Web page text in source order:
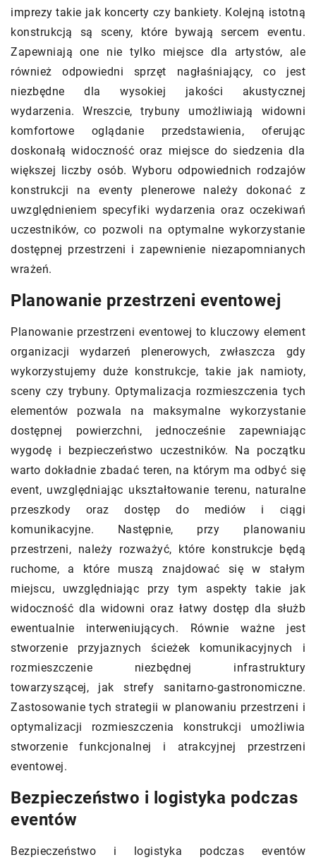
imprezy takie jak koncerty czy bankiety. Kolejną istotną
konstrukcją są sceny, które bywają sercem eventu.
Zapewniają one nie tylko miejsce dla artystów, ale
również odpowiedni sprzęt nagłaśniający, co jest
niezbędne dla wysokiej jakości akustycznej
wydarzenia. Wreszcie, trybuny umożliwiają widowni
komfortowe oglądanie przedstawienia, oferując
doskonałą widoczność oraz miejsce do siedzenia dla
większej liczby osób. Wyboru odpowiednich rodzajów
konstrukcji na eventy plenerowe należy dokonać z
uwzględnieniem specyfiki wydarzenia oraz oczekiwań
uczestników, co pozwoli na optymalne wykorzystanie
dostępnej przestrzeni i zapewnienie niezapomnianych
wrażeń.
Planowanie przestrzeni eventowej
Planowanie przestrzeni eventowej to kluczowy element
organizacji wydarzeń plenerowych, zwłaszcza gdy
wykorzystujemy duże konstrukcje, takie jak namioty,
sceny czy trybuny. Optymalizacja rozmieszczenia tych
elementów pozwala na maksymalne wykorzystanie
dostępnej powierzchni, jednocześnie zapewniając
wygodę i bezpieczeństwo uczestników. Na początku
warto dokładnie zbadać teren, na którym ma odbyć się
event, uwzględniając ukształtowanie terenu, naturalne
przeszkody oraz dostęp do mediów i ciągi
komunikacyjne. Następnie, przy planowaniu
przestrzeni, należy rozważyć, które konstrukcje będą
ruchome, a które muszą znajdować się w stałym
miejscu, uwzględniając przy tym aspekty takie jak
widoczność dla widowni oraz łatwy dostęp dla służb
ewentualnie interweniujących. Równie ważne jest
stworzenie przyjaznych ścieżek komunikacyjnych i
rozmieszczenie niezbędnej infrastruktury
towarzyszącej, jak strefy sanitarno-gastronomiczne.
Zastosowanie tych strategii w planowaniu przestrzeni i
optymalizacji rozmieszczenia konstrukcji umożliwia
stworzenie funkcjonalnej i atrakcyjnej przestrzeni
eventowej.
Bezpieczeństwo i logistyka podczas
eventów
Bezpieczeństwo i logistyka podczas eventów